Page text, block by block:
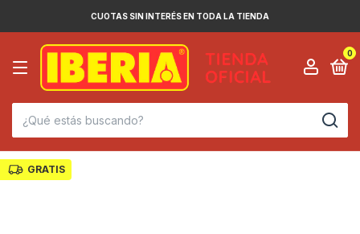
CUOTAS SIN INTERÉS EN TODA LA TIENDA
0
GRATIS